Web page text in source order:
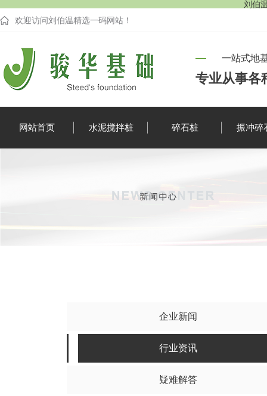
刘伯
欢迎访问刘伯温精选一码网站！
一站式地
专业从事各
网站首页 水泥搅拌桩 碎石桩 振冲碎
四川水泥搅拌桩施工 四川碎
企业新闻
企业新闻
行业资讯
疑难解答